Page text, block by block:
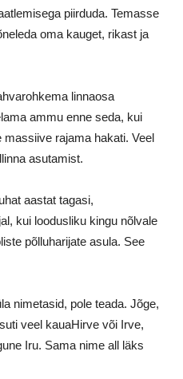
piirduda. Temasse
oma kauget, rikast ja
linnaosa
ammu enne seda, kui
massiive rajama hakati. Veel
asutamist.
aastat tagasi,
kui loodusliku kingu nõlvale
põlluharijate asula. See
nimetasid, pole teada. Jõge,
veel kauaHirve või Irve,
Iru. Sama nime all läks